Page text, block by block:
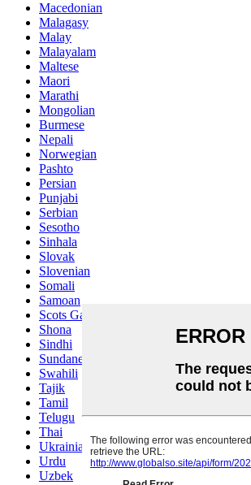
Macedonian
Malagasy
Malay
Malayalam
Maltese
Maori
Marathi
Mongolian
Burmese
Nepali
Norwegian
Pashto
Persian
Punjabi
Serbian
Sesotho
Sinhala
Slovak
Slovenian
Somali
Samoan
Scots Gaelic
Shona
Sindhi
Sundanese
Swahili
Tajik
Tamil
Telugu
Thai
Ukrainian
Urdu
Uzbek